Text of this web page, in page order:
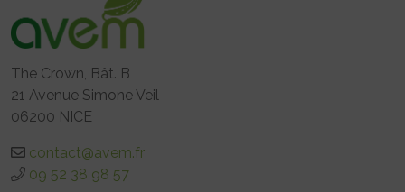
The Crown, Bât. B
21 Avenue Simone Veil
06200 NICE
contact@avem.fr
09 52 38 98 57